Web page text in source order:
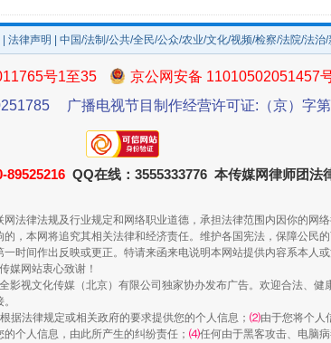
镜头丨大暑三秋近
法律声明 | 中国/法制/公共/全民/公众/农业/文化/视频/检察/法院/法治/
号1至35
京公网安备 11010502051457
广播电视节目制作经营许可证:（京）字
89525216 QQ在线：3555333776 本传媒网律师团法
法律法规及行业规定和网络职业道德，承担法律范围内因你的网
，本网将追究其相关法律和经济责任。维护各国宪法，保障公民
时间作出反映或更正。特请来函来电说明本网站提供内容系本人
媒网站衷心致谢！
影视文化传媒（北京）有限公司独家协办发布广告。欢迎合法、
据法律规定或相关政府的要求提供您的个人信息； ⑵由于您将个人
个人信息，由此所产生的纠纷责任； ⑷任何由于黑客攻击、电脑